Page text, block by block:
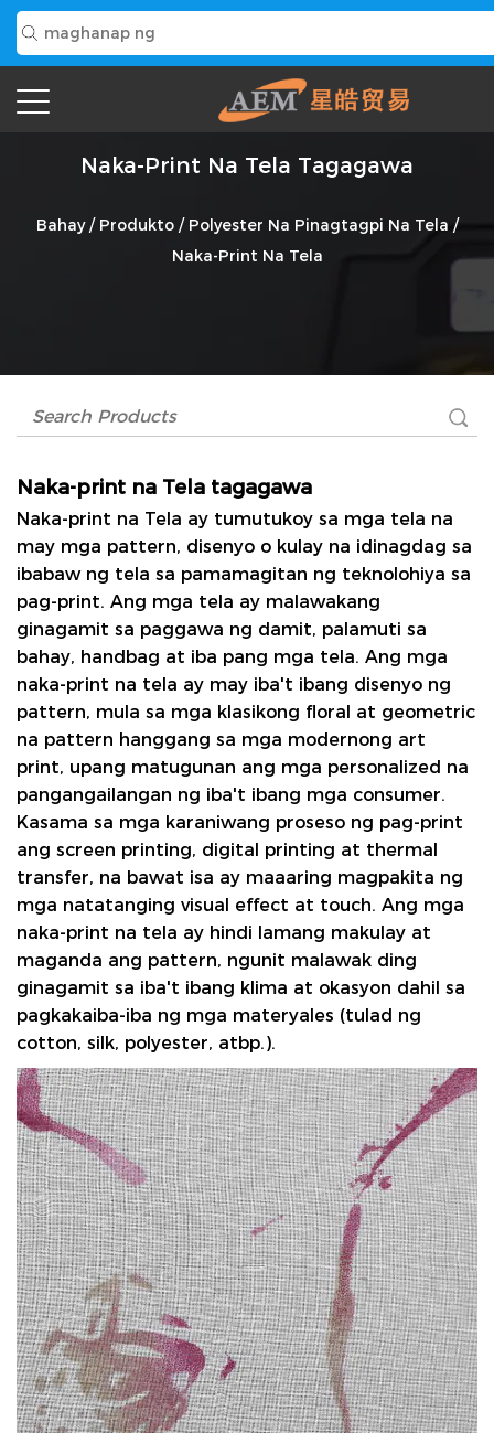
Naka-Print Na Tela Tagagawa
Bahay/ Produkto/ Polyester Na Pinagtagpi Na Tela /
Naka-Print Na Tela
Naka-print na Tela tagagawa
Naka-print na Tela ay tumutukoy sa mga tela na
may mga pattern, disenyo o kulay na idinagdag sa
ibabaw ng tela sa pamamagitan ng teknolohiya sa
pag-print. Ang mga tela ay malawakang
ginagamit sa paggawa ng damit, palamuti sa
bahay, handbag at iba pang mga tela. Ang mga
naka-print na tela ay may iba't ibang disenyo ng
pattern, mula sa mga klasikong floral at geometric
na pattern hanggang sa mga modernong art
print, upang matugunan ang mga personalized na
pangangailangan ng iba't ibang mga consumer.
Kasama sa mga karaniwang proseso ng pag-print
ang screen printing, digital printing at thermal
transfer, na bawat isa ay maaaring magpakita ng
mga natatanging visual effect at touch. Ang mga
naka-print na tela ay hindi lamang makulay at
maganda ang pattern, ngunit malawak ding
ginagamit sa iba't ibang klima at okasyon dahil sa
pagkakaiba-iba ng mga materyales (tulad ng
cotton, silk, polyester, atbp.).